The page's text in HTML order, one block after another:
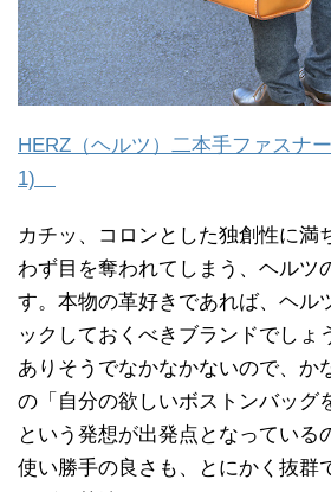
HERZ（ヘルツ）二本手ファスナ
1)
カチッ、コロンとした独創性に満
わず目を奪われてしまう、ヘルツ
す。本物の革好きであれば、ヘル
ックしておくべきブランドでしょ
ありそうでなかなかないので、か
の「自分の欲しいボストンバッグ
という発想が出発点となっている
使い勝手の良さも、とにかく抜群